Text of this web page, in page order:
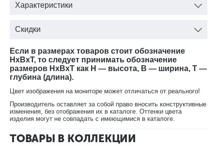
конкурентов.
Корпус - ЛДСП
экологичности Е1 (полностью безопасна)
Декоративные элементы, фасады, накладки покрыты матовым
лаком
Фурнитура - итальянская фирма Salice: ручка «кнопка» и
«скоба» (металл - хром)
Характеристики
Скидки
Если в размерах товаров стоит обозначение
HxBxT, то следует принимать обозначение
размеров HxBxT как H — высота, B — ширина, T —
глубина (длина).
Цвет изображения на мониторе может отличаться от реального!
Производитель оставляет за собой право вносить конструктивные
изменения, без отображения их в каталоге. Оттенки цвета
изделия могут не совпадать с имеющимися в каталоге.
ТОВАРЫ В КОЛЛЕКЦИИ